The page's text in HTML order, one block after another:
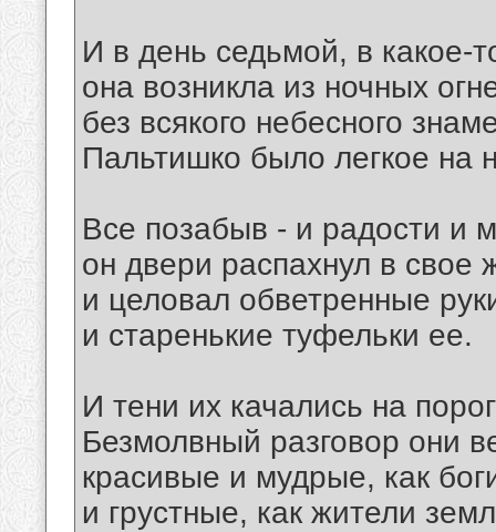
И в день седьмой, в какое-
она возникла из ночных
без всякого небесного
Пальтишко было легкое на
Все позабыв - и радости и
он двери распахнул в свое
и целовал обветренные
и старенькие туфельки ее.
И тени их качались на
Безмолвный разговор они
красивые и мудрые, как
и грустные, как жители